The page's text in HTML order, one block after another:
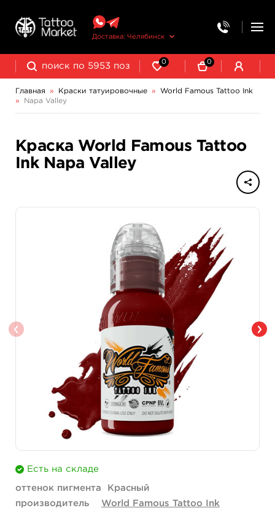
Доставка: Челябинск
0 0
Главная » Краски татуировочные »
World Famous Tattoo Ink
»
Napa Valley
Краска World Famous Tattoo
Ink Napa Valley
Есть на складе
оттенок пигмента
Красный
производитель
World Famous Tattoo Ink